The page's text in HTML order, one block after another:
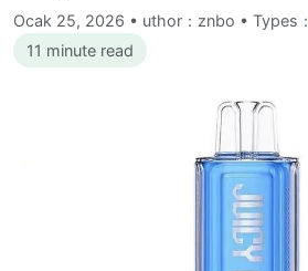
Ocak 25, 2026 • uthor：znbo • Types：
11 minute read